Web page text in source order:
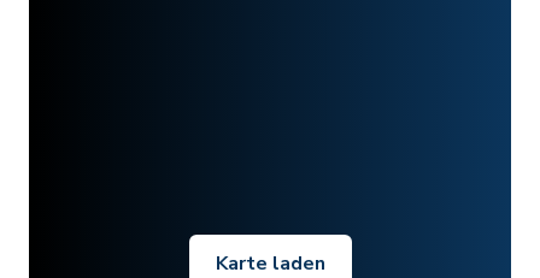
Karte laden